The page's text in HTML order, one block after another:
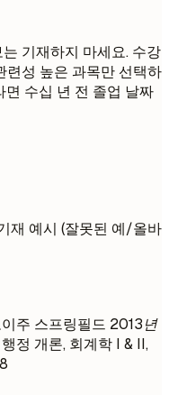
기재하지 마세요. 수강
련성 높은 과목만 선택하
수십 년 전 졸업 날짜
재 예시 (잘못된 예/올바
주 스프링필드 2013년
정 개론, 회계학 I & II,